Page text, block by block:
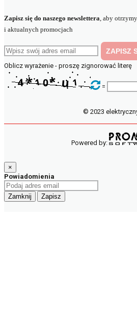
Zapisz się do naszego newslettera , aby
i aktualnych promocjach
Oblicz wyrażenie - proszę zignorować literę
=
© 2023
Powered by:
×
Powiadomienia
Zamknij Zapisz